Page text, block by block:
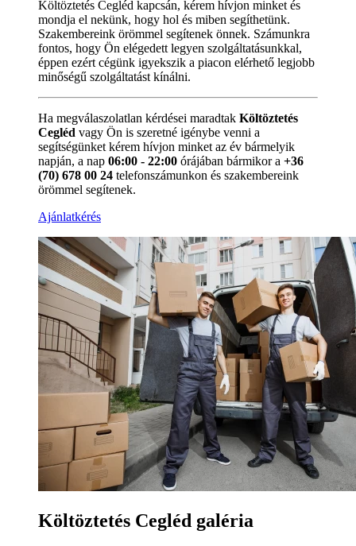
Költöztetés Cegléd kapcsán, kérem hívjon minket és
mondja el nekünk, hogy hol és miben segíthetünk.
Szakembereink örömmel segítenek önnek. Számunkra
fontos, hogy Ön elégedett legyen szolgáltatásunkkal,
éppen ezért cégünk igyekszik a piacon elérhető legjobb
minőségű szolgáltatást kínálni.
Ha megválaszolatlan kérdései maradtak Költöztetés
Cegléd vagy Ön is szeretné igénybe venni a
segítségünket kérem hívjon minket az év bármelyik
napján, a nap 06:00 - 22:00 órájában bármikor a +36
(70) 678 00 24 telefonszámunkon és szakembereink
örömmel segítenek.
Ajánlatkérés
Költöztetés Cegléd galéria